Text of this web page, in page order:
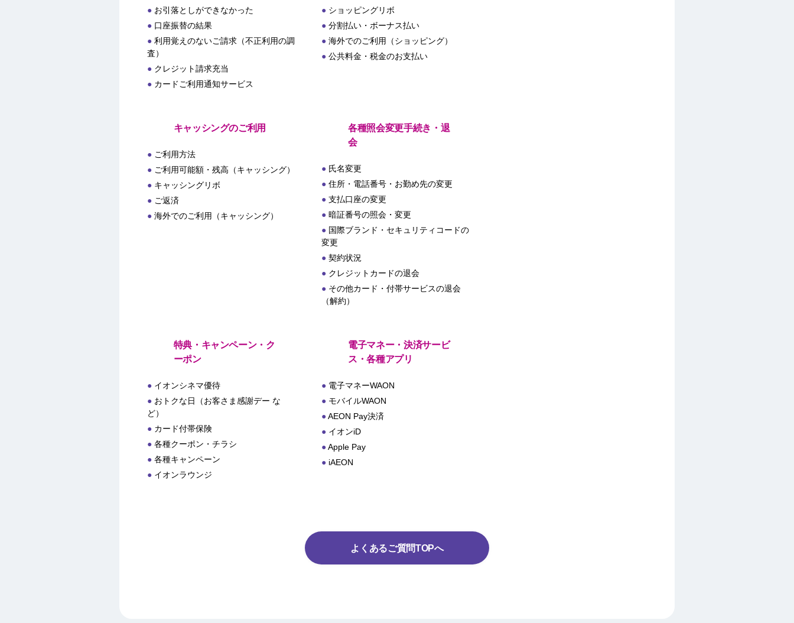
お引落としができなかった
口座振替の結果
利用覚えのないご請求（不正利用の調
査）
クレジット請求充当
カードご利用通知サービス
ショッピングリボ
分割払い・ボーナス払い
海外でのご利用（ショッピング）
公共料金・税金のお支払い
キャッシングのご利用
ご利用方法
ご利用可能額・残高（キャッシング）
キャッシングリボ
ご返済
海外でのご利用（キャッシング）
各種照会変更手続き・退
会
氏名変更
住所・電話番号・お勤め先の変更
支払口座の変更
暗証番号の照会・変更
国際ブランド・セキュリティコードの
変更
契約状況
クレジットカードの退会
その他カード・付帯サービスの退会
（解約）
特典・キャンペーン・ク
ーポン
イオンシネマ優待
おトクな日（お客さま感謝デー な
ど）
カード付帯保険
各種クーポン・チラシ
各種キャンペーン
イオンラウンジ
電子マネー・決済サービ
ス・各種アプリ
電子マネーWAON
モバイルWAON
AEON Pay決済
イオンiD
Apple Pay
iAEON
よくあるご質問TOPへ